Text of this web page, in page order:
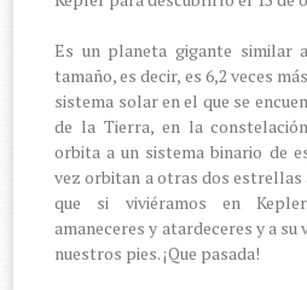
Es un planeta gigante similar
tamaño, es decir, es 6,2 veces
sistema solar en el que se
de la Tierra, en la
orbita a un sistema binario de
vez orbitan a otras dos estrellas
que si viviéramos en
amaneceres y atardeceres y a
nuestros pies. ¡Que pasada!